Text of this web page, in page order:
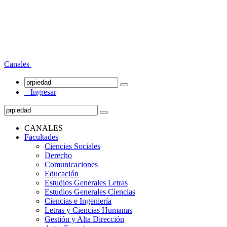
Canales
Ingresar
CANALES
Facultades
Ciencias Sociales
Derecho
Comunicaciones
Educación
Estudios Generales Letras
Estudios Generales Ciencias
Ciencias e Ingeniería
Letras y Ciencias Humanas
Gestión y Alta Dirección